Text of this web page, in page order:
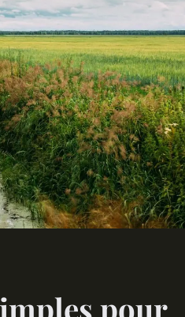
pour